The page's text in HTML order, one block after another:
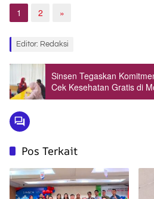
1 2 »
Editor: Redaksi
Sinsen Tegaskan
Cek Kesehatan Gratis di
Nasional
Pos Terkait